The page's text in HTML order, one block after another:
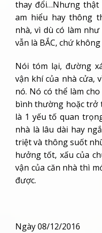
thay đổi…Nhưng thật
am hiểu hay thông
nhà, vì dù có làm
vẫn là BẮC, chứ
Nói tóm lại, đường
vận khí của nhà cửa,
nó. Nó có thể làm
bình thường hoặc trở
là 1 yếu tố quan
nhà là lâu dài hay
triệt và thông suốt
hưởng tốt, xấu của
vận của căn nhà thì
được.
Ngày 08/12/2016